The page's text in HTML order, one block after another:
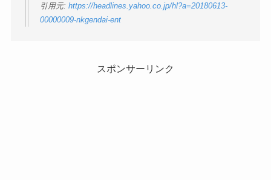
引用元: https://headlines.yahoo.co.jp/hl?a=20180613-
00000009-nkgendai-ent
スポンサーリンク